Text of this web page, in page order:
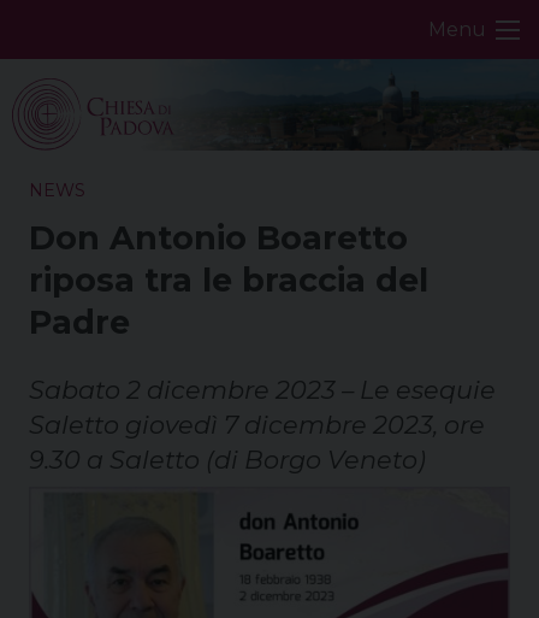
Menu
NEWS
Don Antonio Boaretto
riposa tra le braccia del
Padre
Sabato 2 dicembre 2023 – Le esequie
Saletto giovedì 7 dicembre 2023, ore
9.30 a Saletto (di Borgo Veneto)